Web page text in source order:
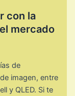
con la
mercado
de
imagen, entre
y QLED. Si te